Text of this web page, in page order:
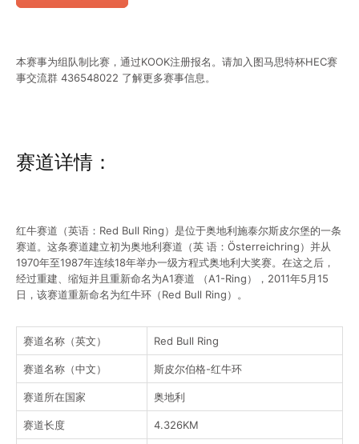
本赛事为组队制比赛，通过KOOK注册报名。请加入图马思特杯HEC赛
事交流群 436548022 了解更多赛事信息。
赛道详情：
红牛赛道（英语：Red Bull Ring）是位于奥地利施泰尔斯皮尔堡的一条
赛道。这条赛道建立初为奥地利赛道（英 语：Österreichring）并从
1970年至1987年连续18年举办一级方程式奥地利大奖赛。在这之后，
经过重建、缩短并且重新命名为A1赛道 （A1-Ring），2011年5月15
日，该赛道重新命名为红牛环（Red Bull Ring）。
赛道名称（英文） Red Bull Ring
赛道名称（中文） 斯皮尔伯格-红牛环
赛道所在国家 奥地利
赛道长度 4.326KM